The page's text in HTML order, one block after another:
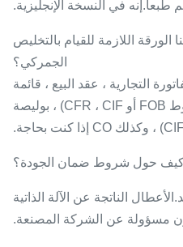
طبعا.إنه في النسخة الإنجليزية.
الورقة اللازمة للقيام بالتخليص
الجمركي؟
التجارية ، عقد البيع ، قائمة
التعبئة ، بوليصة الشحن (شروط FOB أو CFR ، CIF) ، بوليصة
الناتجة عن الآلة الذاتية
مسؤولة عن الشركة المصنعة.